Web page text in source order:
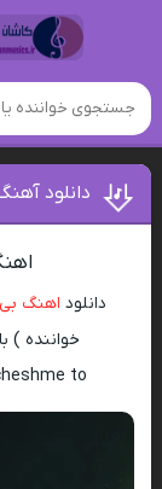
دانلود
دانلود اهنگ
خواننده )
to